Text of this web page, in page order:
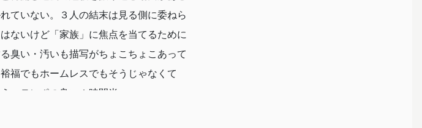
ていない。３人の結末は見る側に委ねら
ないけど「家族」に焦点を当てるために
臭い・汚いも描写がちょこちょこあって
福でもホームレスでもそうじゃなくて
。テンポの良い１時間半